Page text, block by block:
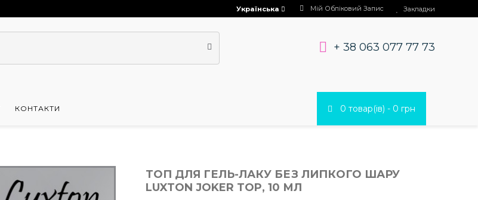
Закладки
Мій Обліковий Запис
Українська
+ 38 063 077 77 73
КОНТАКТИ 0 товар(ів) - 0 грн
ТОП ДЛЯ ГЕЛЬ-ЛАКУ БЕЗ ЛИПКОГО ШАРУ
LUXTON JOKER TOP, 10 МЛ